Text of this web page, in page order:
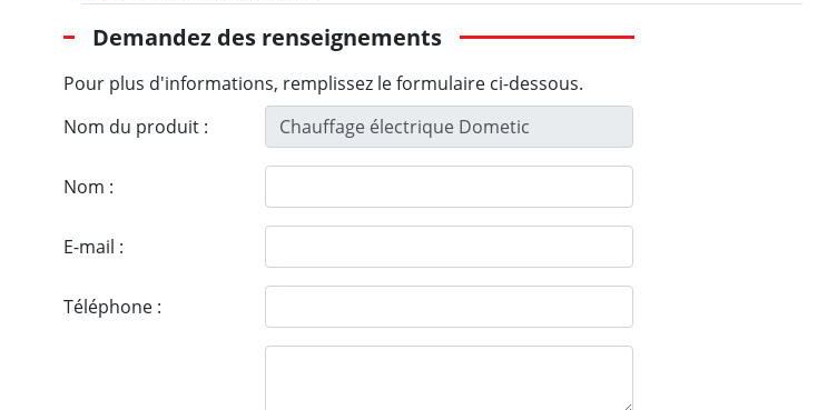
Demandez des renseignements
Pour plus d'informations, remplissez le formulaire ci-dessous.
Nom du produit :
Nom :
E-mail :
Téléphone :